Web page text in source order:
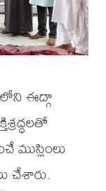
ఈద్గా
ముస్లింలు
చేశారు.